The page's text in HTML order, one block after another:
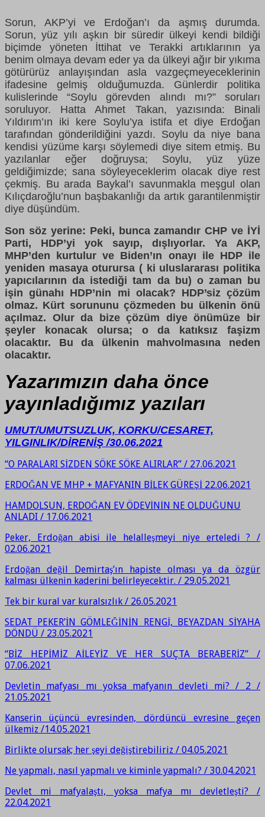
Sorun, AKP’yi ve Erdoğan’ı da aşmış durumda.
Sorun, yüz yılı aşkın bir süredir ülkeyi kendi bildiği
biçimde yöneten İttihat ve Terakki artıklarının ya
benim olmaya devam eder ya da ülkeyi ağır bir yıkıma
götürürüz anlayışından asla vazgeçmeyeceklerinin
ifadesine gelmiş olduğumuzda. Günlerdir politika
kulislerinde “Soylu görevden alındı mı?” soruları
soruluyor. Hatta Ahmet Takan, yazısında: Binali
Yıldırım’ın iki kere Soylu’ya istifa et diye Erdoğan
tarafından gönderildiğini yazdı. Soylu da niye bana
kendisi yüzüme karşı söylemedi diye sitem etmiş. Bu
yazılanlar eğer doğruysa; Soylu, yüz yüze
geldiğimizde; sana söyleyeceklerim olacak diye rest
çekmiş. Bu arada Baykal’ı savunmakla meşgul olan
Kılıçdaroğlu’nun başbakanlığı da artık garantilenmiştir
diye düşündüm.
Son söz yerine: Peki, bunca zamandır CHP ve İYİ
Parti, HDP’yi yok sayıp, dışlıyorlar. Ya AKP,
MHP’den kurtulur ve Biden’ın onayı ile HDP ile
yeniden masaya oturursa ( ki uluslararası politika
yapıcılarının da istediği tam da bu) o zaman bu
işin günahı HDP’nin mi olacak? HDP’siz çözüm
olmaz. Kürt sorununu çözmeden bu ülkenin önü
açılmaz. Olur da bize çözüm diye önümüze bir
şeyler konacak olursa; o da katıksız faşizm
olacaktır. Bu da ülkenin mahvolmasına neden
olacaktır.
Yazarımızın daha önce
yayınladığımız yazıları
UMUT/UMUTSUZLUK, KORKU/CESARET,
YILGINLIK/DİRENİŞ /30.06.2021
“O PARALARI SİZDEN SÖKE SÖKE ALIRLAR” / 27.06.2021
ERDOĞAN VE MHP + MAFYANIN BİLEK GÜREŞİ 22.06.2021
HAMDOLSUN, ERDOĞAN EV ÖDEVİNİN NE OLDUĞUNU
ANLADI / 17.06.2021
Peker, Erdoğan abisi ile helalleşmeyi niye erteledi ? /
02.06.2021
Erdoğan değil Demirtaş’ın hapiste olması ya da özgür
kalması ülkenin kaderini belirleyecektir. / 29.05.2021
Tek bir kural var kuralsızlık / 26.05.2021
SEDAT PEKER’İN GÖMLEĞİNİN RENGİ, BEYAZDAN SİYAHA
DÖNDÜ / 23.05.2021
“BİZ HEPİMİZ AİLEYİZ VE HER SUÇTA BERABERİZ” /
07.06.2021
Devletin mafyası mı yoksa mafyanın devleti mi? / 2 /
21.05.2021
Kanserin üçüncü evresinden, dördüncü evresine geçen
ülkemiz /14.05.2021
Birlikte olursak; her şeyi değiştirebiliriz / 04.05.2021
Ne yapmalı, nasıl yapmalı ve kiminle yapmalı? / 30.04.2021
Devlet mi mafyalaştı, yoksa mafya mı devletleşti? /
22.04.2021